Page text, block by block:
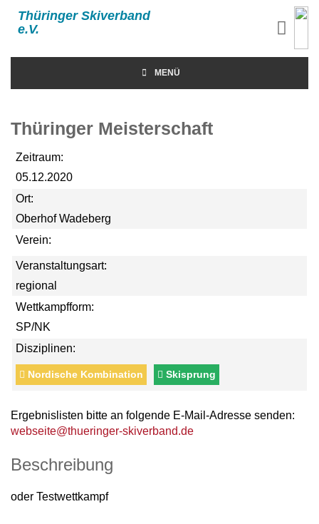
Thüringer Skiverband
e.V.
MENÜ
Thüringer Meisterschaft
Zeitraum:
05.12.2020
Ort:
Oberhof Wadeberg
Verein:
Veranstaltungsart:
regional
Wettkampfform:
SP/NK
Disziplinen:
Nordische Kombination Skisprung
Ergebnislisten bitte an folgende E-Mail-Adresse senden:
webseite@thueringer-skiverband.de
Beschreibung
oder Testwettkampf